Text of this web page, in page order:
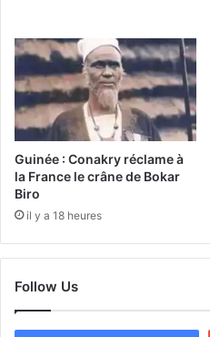
Guinée : Conakry réclame à
la France le crâne de Bokar
Biro
il y a 18 heures
Follow Us